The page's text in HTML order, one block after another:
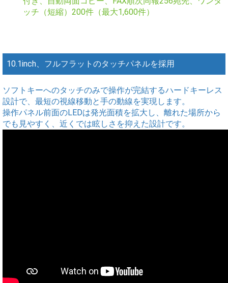
ッチ（短縮）200件（最大1,600件）
10.1inch、フルフラットのタッチパネルを採用
ソフトキーへのタッチのみで操作が完結するハードキーレス
設計で、最短の視線移動と手の動線を実現します。
操作パネル前面のLEDは発光面積を拡大し、離れた場所から
でも見やすく、近くでは眩しさを抑えた設計です。